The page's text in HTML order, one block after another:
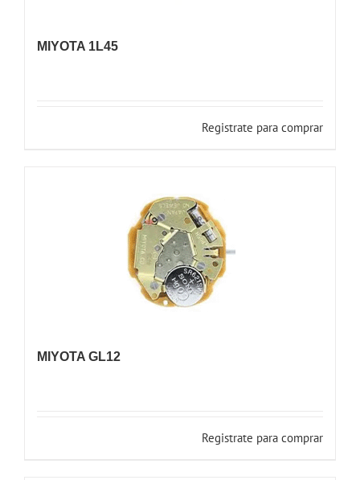
MIYOTA 1L45
Registrate para comprar
MIYOTA GL12
Registrate para comprar